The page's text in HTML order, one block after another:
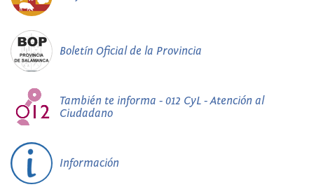
Boletín Oficial de la Provincia
También te informa - 012 CyL - Atención al
Ciudadano
Información